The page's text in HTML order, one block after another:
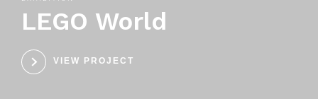
LEGO World
VIEW PROJECT